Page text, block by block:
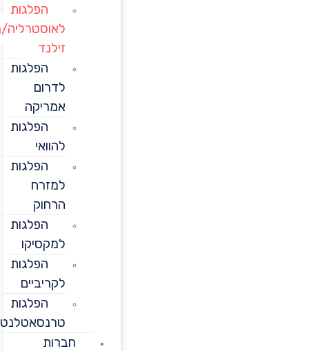
הפלגות
לאוסטרליה/ניו
הפלגות
לדרום
אמריקה
הפלגות
הפלגות
למזרח
הרחוק
הפלגות
למקסיקו
הפלגות
לקריביים
הפלגות
טרנסאטלנטיות
חברות